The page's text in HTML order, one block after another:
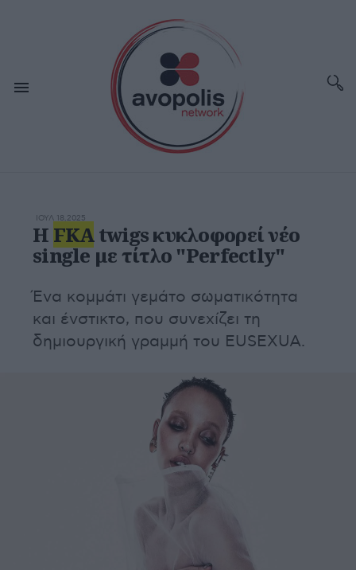
ΙΟΥΛ 18,2025
H FKAtwigs κυκλοφορεί νέο
single με τίτλο "Perfectly"
Ένα κομμάτι γεμάτο σωματικότητα
και ένστικτο, που συνεχίζει τη
δημιουργική γραμμή του EUSEXUA.